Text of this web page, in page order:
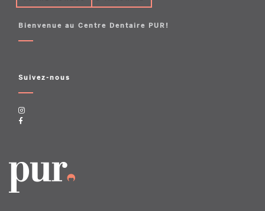
Bienvenue au Centre Dentaire PUR!
Suivez-nous